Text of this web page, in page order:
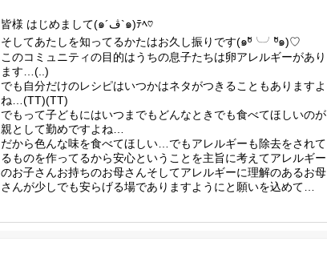
皆様 はじめまして(๑´ڤ`๑)ﾃﾍ♡
そしてあたしを知ってるかたはお久し振りです(๑ºั╰╯ºั๑)♡
このコミュニティの目的はうちの息子たちは卵アレルギーがあり
ます…(..)
でも自分だけのレシピはいつかはネタがつきることもありますよ
ね…(TT)(TT)
でもって子どもにはいつまでもどんなときでも食べてほしいのが
親として勤めですよね…
だから色んな味を食べてほしい…でもアレルギーも除去をされて
るものを作ってるから安心ということを主旨に考えてアレルギー
のお子さんお持ちのお母さんそしてアレルギーに理解のあるお母
さんが少しでも安らげる場でありますようにと願いを込めて…